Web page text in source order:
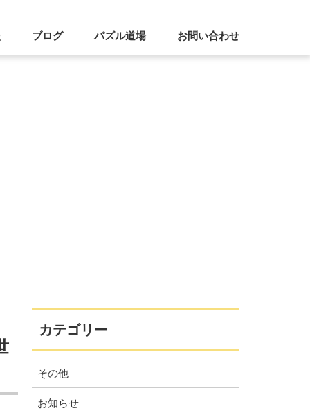
ブログ パズル道場 お問い合わせ
カテゴリー
その他
お知らせ